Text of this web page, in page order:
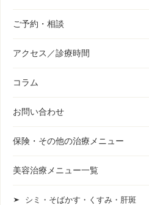
ご予約・相談
アクセス／診療時間
コラム
お問い合わせ
保険・その他の治療メニュー
美容治療メニュー一覧
シミ・そばかす・くすみ・肝斑